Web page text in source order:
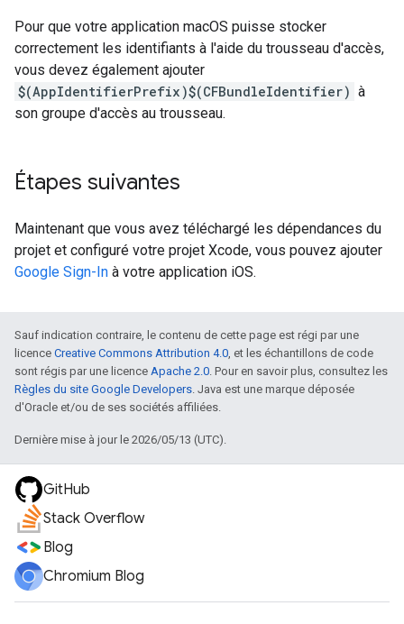
Pour que votre application macOS puisse stocker
correctement les identifiants à l'aide du trousseau d'accès,
vous devez également ajouter
$(AppIdentifierPrefix)$(CFBundleIdentifier) à
son groupe d'accès au trousseau.
Étapes suivantes
Maintenant que vous avez téléchargé les dépendances du
projet et configuré votre projet Xcode, vous pouvez ajouter
Google Sign-In à votre application iOS.
Sauf indication contraire, le contenu de cette page est régi par une
licence Creative Commons Attribution 4.0, et les échantillons de code
sont régis par une licence Apache 2.0. Pour en savoir plus, consultez les
Règles du site Google Developers. Java est une marque déposée
d'Oracle et/ou de ses sociétés affiliées.
Dernière mise à jour le 2026/05/13 (UTC).
GitHub
Stack Overflow
Blog
Chromium Blog